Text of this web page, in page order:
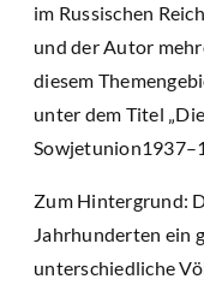
im Russischen
und der Autor
diesem
unter dem Titel
Zum Hintergrund:
Jahrhunderten ein
unterschiedliche